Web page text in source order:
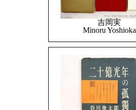
吉岡実
Minoru Yoshioka